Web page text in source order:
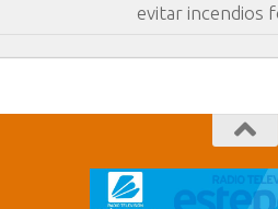
evitar incendios